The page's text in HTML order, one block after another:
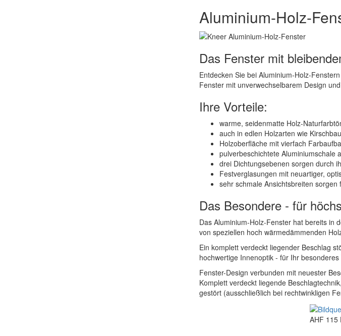
Aluminium-Holz-
Das Fenster mit
Entdecken Sie bei Aluminium-Holz-
Fenster mit unverwechselbarem Design
Ihre Vorteile:
warme, seidenmatte Holz-
auch in edlen Holzarten wie
Holzoberfläche mit vierfach
pulverbeschichtete Aluminiumschale
drei Dichtungsebenen sorgen durch
Festverglasungen mit neuartiger,
sehr schmale Ansichtsbreiten sorgen
Das Besondere - für
Das Aluminium-Holz-Fenster hat bereits in
von speziellen hoch wärmedämmenden
Ein komplett verdeckt liegender Beschlag
hochwertige Innenoptik - für Ihr
Fenster-Design verbunden mit neuester
Komplett verdeckt liegende
gestört (ausschließlich bei rechtwinkligen
AHF 115